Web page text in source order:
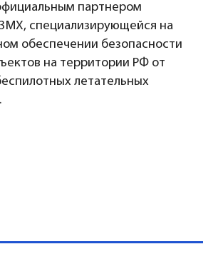
партнером
специализирующейся на
обеспечении безопасности
на территории РФ от
летательных